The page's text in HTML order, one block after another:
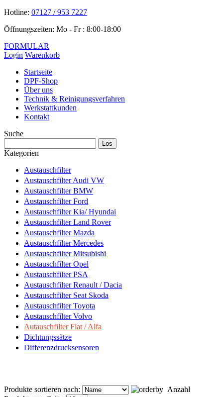
Hotline: 07127 / 953 7227
Öffnungszeiten: Mo - Fr : 8:00-18:00
FORMULAR
Login Warenkorb
Startseite
DPF-Shop
Über uns
Technik & Reinigungsverfahren
Werkstattkunden
Kontakt
Suche
Kategorien
Austauschfilter
Austauschfilter Audi VW
Austauschfilter BMW
Austauschfilter Ford
Austauschfilter Kia/ Hyundai
Austauschfilter Land Rover
Austauschfilter Mazda
Austauschfilter Mercedes
Austauschfilter Mitsubishi
Austauschfilter Opel
Austauschfilter PSA
Austauschfilter Renault / Dacia
Austauschfilter Seat Skoda
Austauschfilter Toyota
Austauschfilter Volvo
Autauschfilter Fiat / Alfa
Dichtungssätze
Differenzdrucksensoren
Produkte sortieren nach:
Anzahl